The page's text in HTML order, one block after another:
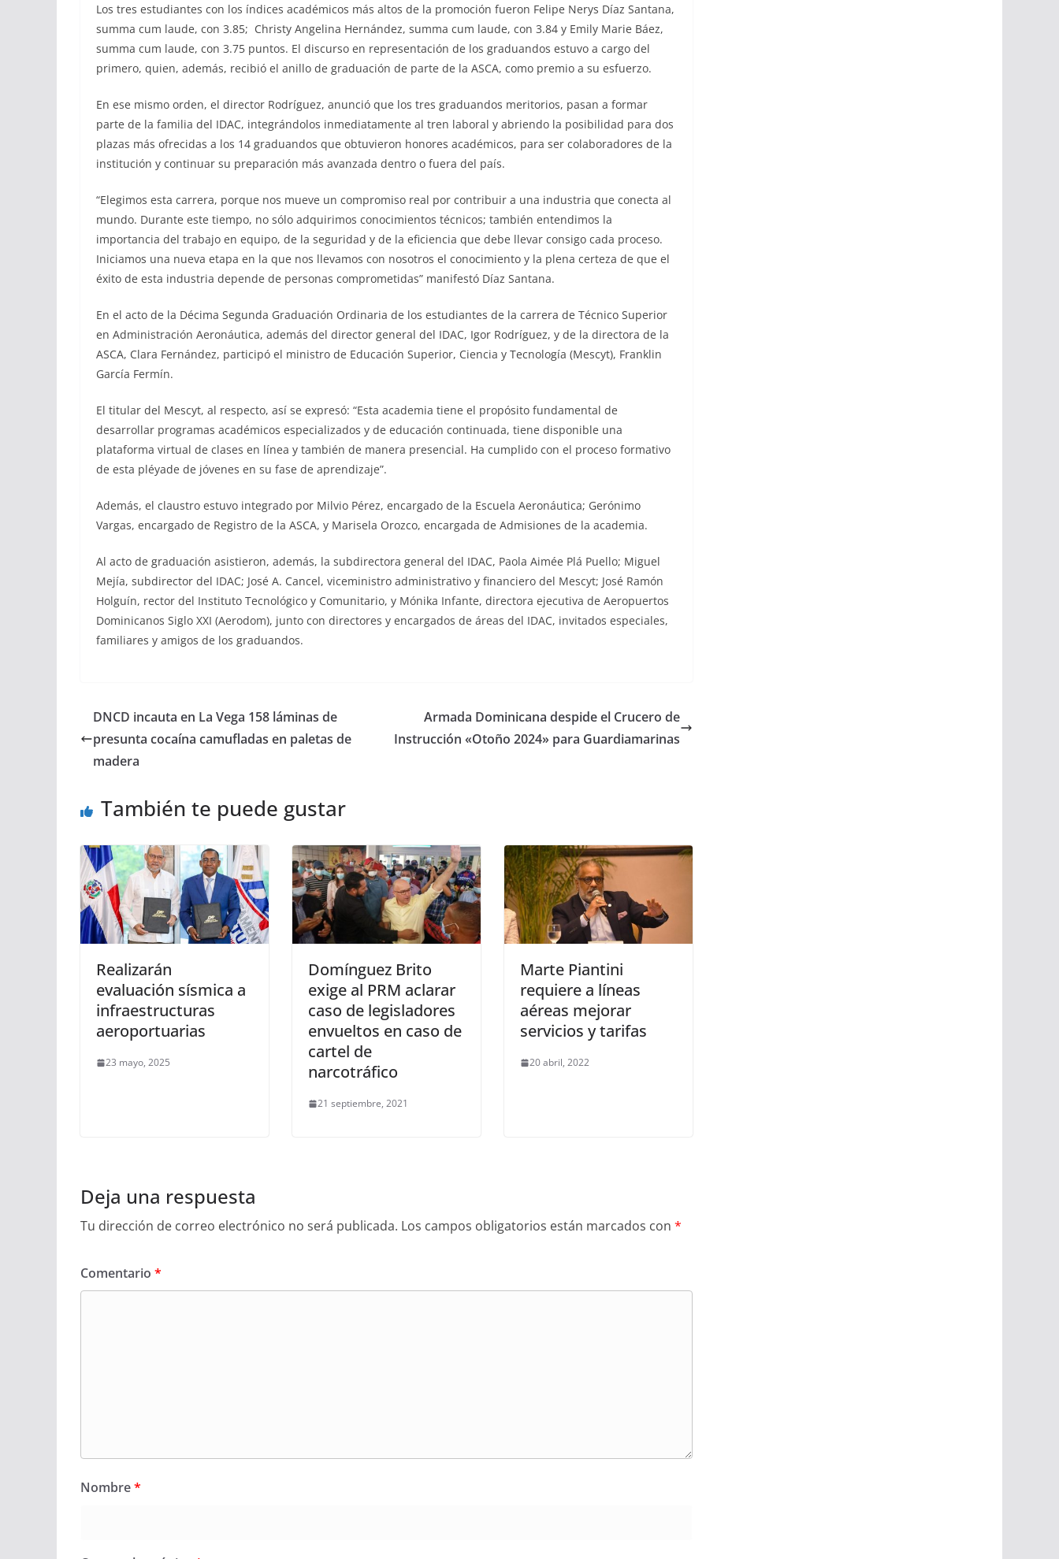
Los tres estudiantes con los índices académicos más altos de la promoción fueron Felipe Nerys Díaz Santana,
summa cum laude, con 3.85; Christy Angelina Hernández, summa cum laude, con 3.84 y Emily Marie Báez,
summa cum laude, con 3.75 puntos. El discurso en representación de los graduandos estuvo a cargo del
primero, quien, además, recibió el anillo de graduación de parte de la ASCA, como premio a su esfuerzo.
En ese mismo orden, el director Rodríguez, anunció que los tres graduandos meritorios, pasan a formar
parte de la familia del IDAC, integrándolos inmediatamente al tren laboral y abriendo la posibilidad para dos
plazas más ofrecidas a los 14 graduandos que obtuvieron honores académicos, para ser colaboradores de la
institución y continuar su preparación más avanzada dentro o fuera del país.
“Elegimos esta carrera, porque nos mueve un compromiso real por contribuir a una industria que conecta al
mundo. Durante este tiempo, no sólo adquirimos conocimientos técnicos; también entendimos la
importancia del trabajo en equipo, de la seguridad y de la eficiencia que debe llevar consigo cada proceso.
Iniciamos una nueva etapa en la que nos llevamos con nosotros el conocimiento y la plena certeza de que el
éxito de esta industria depende de personas comprometidas” manifestó Díaz Santana.
En el acto de la Décima Segunda Graduación Ordinaria de los estudiantes de la carrera de Técnico Superior
en Administración Aeronáutica, además del director general del IDAC, Igor Rodríguez, y de la directora de la
ASCA, Clara Fernández, participó el ministro de Educación Superior, Ciencia y Tecnología (Mescyt), Franklin
García Fermín.
El titular del Mescyt, al respecto, así se expresó: “Esta academia tiene el propósito fundamental de
desarrollar programas académicos especializados y de educación continuada, tiene disponible una
plataforma virtual de clases en línea y también de manera presencial. Ha cumplido con el proceso formativo
de esta pléyade de jóvenes en su fase de aprendizaje”.
Además, el claustro estuvo integrado por Milvio Pérez, encargado de la Escuela Aeronáutica; Gerónimo
Vargas, encargado de Registro de la ASCA, y Marisela Orozco, encargada de Admisiones de la academia.
Al acto de graduación asistieron, además, la subdirectora general del IDAC, Paola Aimée Plá Puello; Miguel
Mejía, subdirector del IDAC; José A. Cancel, viceministro administrativo y financiero del Mescyt; José Ramón
Holguín, rector del Instituto Tecnológico y Comunitario, y Mónika Infante, directora ejecutiva de Aeropuertos
Dominicanos Siglo XXI (Aerodom), junto con directores y encargados de áreas del IDAC, invitados especiales,
familiares y amigos de los graduandos.
DNCD incauta en La Vega 158 láminas de
presunta cocaína camufladas en paletas de
madera
Armada Dominicana despide el Crucero de
Instrucción «Otoño 2024» para Guardiamarinas
También te puede gustar
Realizarán
evaluación sísmica a
infraestructuras
aeroportuarias
23 mayo, 2025
Domínguez Brito
exige al PRM aclarar
caso de legisladores
envueltos en caso de
cartel de
narcotráfico
21 septiembre, 2021
Marte Piantini
requiere a líneas
aéreas mejorar
servicios y tarifas
20 abril, 2022
Deja una respuesta
Tu dirección de correo electrónico no será publicada. Los campos obligatorios están marcados con *
Comentario *
Nombre*